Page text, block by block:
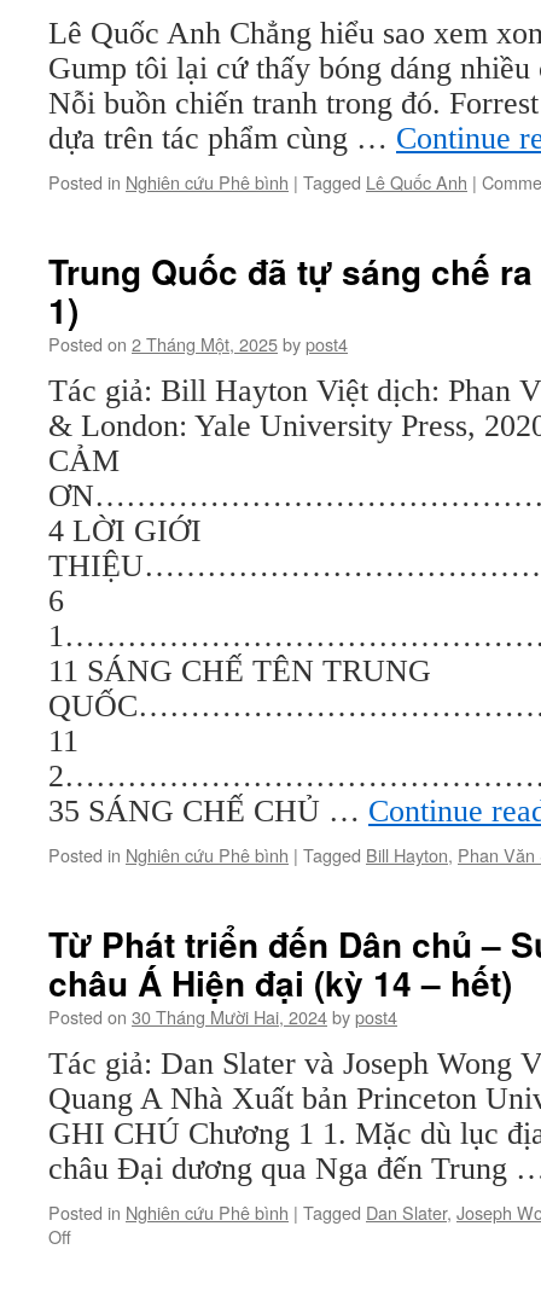
Lê Quốc Anh Chẳng hiểu sao xem
Gump tôi lại cứ thấy bóng dáng
Nỗi buồn chiến tranh trong đó.
dựa trên tác phẩm cùng … Continue
Posted in Nghiên cứu Phê bình | Tagged Lê Quốc Anh |
Trung Quốc đã tự sáng chế
1)
Posted on 2 Tháng Một, 2025bypost4
Tác giả: Bill Hayton Việt dịch: Phan
& London: Yale University Press,
CẢM
4 LỜI GIỚI
6
11 SÁNG CHẾ TÊN TRUNG
11
35 SÁNG CHẾ CHỦ … Continue
Posted in Nghiên cứu Phê bình | Tagged Bill Hayton, Phan Văn
Từ Phát triển đến Dân chủ –
châu Á Hiện đại (kỳ 14 – hết)
Posted on 30 Tháng Mười Hai, 2024bypost4
Tác giả: Dan Slater và Joseph Wong
Quang A Nhà Xuất bản Princeton
GHI CHÚ Chương 1 1. Mặc dù lục
châu Đại dương qua Nga đến Trung
Posted in Nghiên cứu Phê bình | Tagged Dan Slater, Joseph
Offon